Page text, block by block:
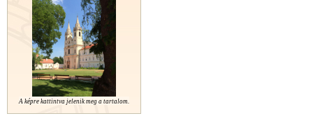
A képre kattintva jelenik meg a tartalom.